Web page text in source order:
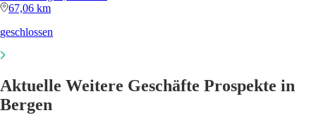
67,06 km
geschlossen
Aktuelle Weitere Geschäfte Prospekte in
Bergen